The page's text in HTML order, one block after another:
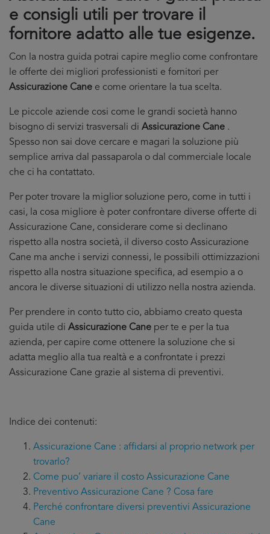
e consigli utili per trovare il
fornitore adatto alle tue esigenze.
Con la nostra guida potrai capire meglio come confrontare
le offerte dei migliori professionisti e fornitori per
Assicurazione Cane e come orientare la tua scelta.
Le piccole aziende cosi come le grandi società hanno
bisogno di servizi trasversali di Assicurazione Cane .
Spesso non sai dove cercare e magari la soluzione più
semplice arriva dal passaparola o dal commerciale locale
che ci ha contattato.
Per poter trovare la miglior soluzione pero, come in tutti i
casi, la cosa migliore è poter confrontare diverse offerte di
Assicurazione Cane, considerare come si declinano
rispetto alla nostra società, il diverso costo Assicurazione
Cane ma anche i servizi connessi, le possibili ottimizzazioni
rispetto alla nostra situazione specifica, ad esempio a o
ancora le diverse situazioni di utilizzo nella nostra azienda.
Per prendere in conto tutto cio, abbiamo creato questa
guida utile di Assicurazione Cane per te e per la tua
azienda, per capire come ottenere la soluzione che si
adatta meglio alla tua realtà e a confrontate i prezzi
Assicurazione Cane grazie al sistema di preventivi.
Indice dei contenuti:
Assicurazione Cane : affidarsi al proprio network per
trovarlo?
Come puo’ variare il costo Assicurazione Cane
Preventivo Assicurazione Cane ? Cosa fare
Perché confrontare diversi preventivi Assicurazione
Cane